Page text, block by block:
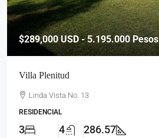
$289,000USD - 5.195.000 Pesos
Villa Plenitud
Linda Vista No. 13
RESIDENCIAL
3 4 286.57